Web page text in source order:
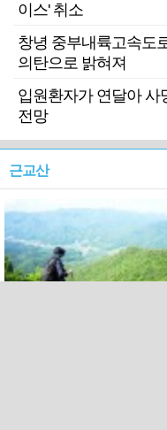
이스' 취소
창녕 중부내륙고속도
의탄으로 밝혀져
입원환자가 연달아 사
전망
근교산